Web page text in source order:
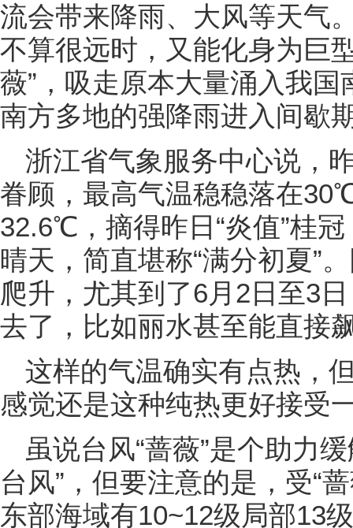
流会带来降雨、大风等天气
不算很远时，又能化身为巨
薇”，吸走原本大量涌入我
南方多地的强降雨进入间歇
浙江省气象服务中心说，
眷顾，最高气温稳稳落在
32.6℃，摘得昨日“炎值”桂
晴天，简直堪称“满分初夏”
爬升，尤其到了6月2日至3
去了，比如丽水甚至能直接
这样的气温确实有点热，
感觉还是这种纯热更好接受
虽说台风“蔷薇”是个助力
台风”，但要注意的是，受“
东部海域有10~12级局部13